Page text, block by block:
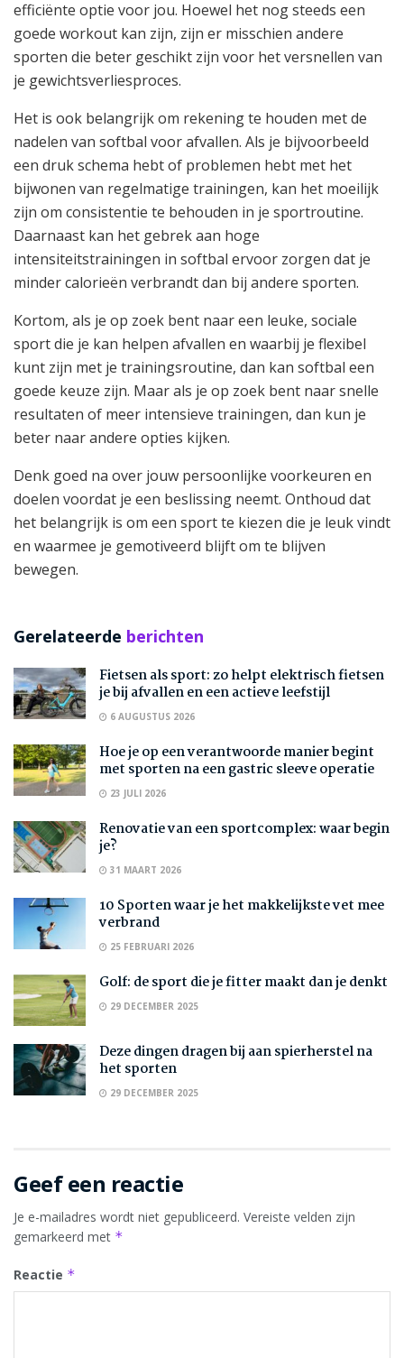
efficiënte optie voor jou. Hoewel het nog steeds een
goede workout kan zijn, zijn er misschien andere
sporten die beter geschikt zijn voor het versnellen van
je gewichtsverliesproces.
Het is ook belangrijk om rekening te houden met de
nadelen van softbal voor afvallen. Als je bijvoorbeeld
een druk schema hebt of problemen hebt met het
bijwonen van regelmatige trainingen, kan het moeilijk
zijn om consistentie te behouden in je sportroutine.
Daarnaast kan het gebrek aan hoge
intensiteitstrainingen in softbal ervoor zorgen dat je
minder calorieën verbrandt dan bij andere sporten.
Kortom, als je op zoek bent naar een leuke, sociale
sport die je kan helpen afvallen en waarbij je flexibel
kunt zijn met je trainingsroutine, dan kan softbal een
goede keuze zijn. Maar als je op zoek bent naar snelle
resultaten of meer intensieve trainingen, dan kun je
beter naar andere opties kijken.
Denk goed na over jouw persoonlijke voorkeuren en
doelen voordat je een beslissing neemt. Onthoud dat
het belangrijk is om een sport te kiezen die je leuk vindt
en waarmee je gemotiveerd blijft om te blijven
bewegen.
Gerelateerde berichten
Fietsen als sport: zo helpt elektrisch fietsen
je bij afvallen en een actieve leefstijl
6 AUGUSTUS 2026
Hoe je op een verantwoorde manier begint
met sporten na een gastric sleeve operatie
23 JULI 2026
Renovatie van een sportcomplex: waar begin
je?
31 MAART 2026
10 Sporten waar je het makkelijkste vet mee
verbrand
25 FEBRUARI 2026
Golf: de sport die je fitter maakt dan je denkt
29 DECEMBER 2025
Deze dingen dragen bij aan spierherstel na
het sporten
29 DECEMBER 2025
Geef een reactie
Je e-mailadres wordt niet gepubliceerd. Vereiste velden zijn
gemarkeerd met *
Reactie *